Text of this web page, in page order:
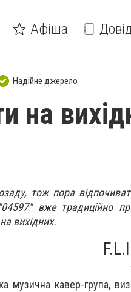
Афіша
Надійне джерело
на
тож пора
вже традиційно
вихідних.
музична кавер-група,